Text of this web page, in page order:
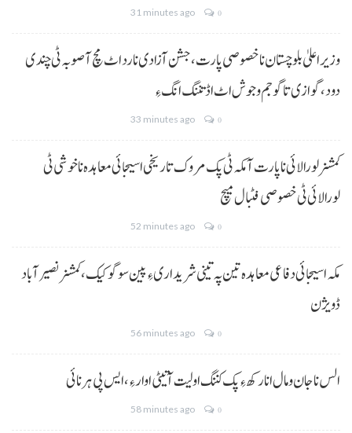
31 minutes ago 0
وزیر اعلیٰ بلوچستان نا خصوصی پارت،جشن آزادی نا رد اٹ مچ آ صوبہ ٹی چندی
دود، گوازی تا گو جم و جوش اٹ اڈ تننگ انگ ءِ
33 minutes ago 0
کمشنر لورالائی نا پارت آ مکہ ٹی پک مروک تاریخی اسیجائی معاہدہ نا خوشی ٹی
لورالائی ٹی خصوصی فٹبال میچ
52 minutes ago 0
مکہ اسیجائی دفاعی معاہدہ تین پہ تینی شریداری ءِ پین سوگو کیک،کمشنر نصیرآباد
ڈویژن
56 minutes ago 0
الس نا جان و مال انا رکھ ءِ پک کننگ اولیت آتیٹی اوار ءِ،ایس پی ہرنائی
58 minutes ago 0